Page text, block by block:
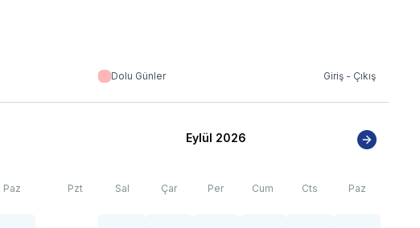
Dolu Günler Giriş - Çıkış
Paz
Eylül 2026
Pzt Sal Çar Per Cum Cts Paz